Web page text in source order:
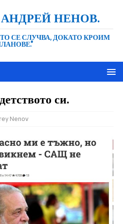
НЕНОВ.
СЕ СЛУЧВА, ДОКАТО КРОИМ
си.
Nenov